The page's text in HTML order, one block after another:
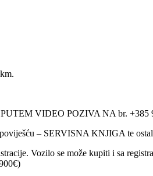
VIDEO POZIVA NA br. +385
– SERVISNA KNJIGA te
Vozilo se može kupiti i sa